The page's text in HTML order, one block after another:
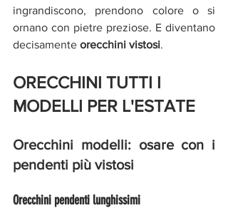
ingrandiscono, prendono colore o si
ornano con pietre preziose. E diventano
decisamente orecchini vistosi.
ORECCHINI TUTTI I
MODELLI PER L'ESTATE
Orecchini modelli: osare con i
pendenti più vistosi
Orecchini pendenti lunghissimi